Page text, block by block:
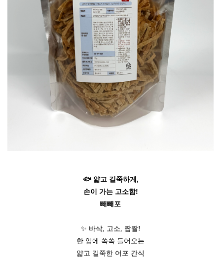
🐟 얇고 길쭉하게,
손이 가는 고소함!
빼빼포
✨ 바삭, 고소, 짭짤!
한 입에 쏙쏙 들어오는
얇고 길쭉한 어포 간식